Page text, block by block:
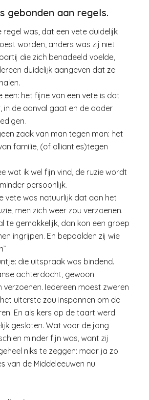
gebonden aan regels.
regel was, dat een vete duidelijk
worden, anders was zij niet
die zich benadeeld voelde,
duidelijk aangeven dat ze
een: het fijne van een vete is dat
in de aanval gaat en de dader
zaak van man tegen man: het
familie, (of allianties)tegen
wat ik wel fijn vind, de ruzie wordt
persoonlijk.
vete was natuurlijk dat aan het
men zich weer zou verzoenen.
te gemakkelijk, dan kon een groep
ingrijpen. En bepaalden zij wie
die uitspraak was bindend.
achterdocht, gewoon
verzoenen. Iedereen moest zweren
uiterste zou inspannen om de
En als kers op de taart werd
gesloten. Wat voor de jong
minder fijn was, want zij
niks te zeggen: maar ja zo
van de Middeleeuwen nu